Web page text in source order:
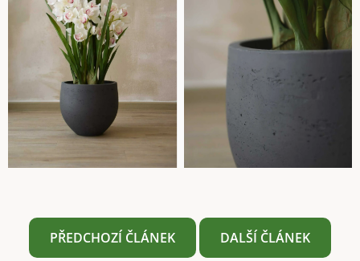
PŘEDCHOZÍ ČLÁNEK DALŠÍ ČLÁNEK